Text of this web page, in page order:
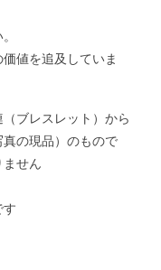
値を追及していま
ブレスレット）から
の現品）のもので
せん
す